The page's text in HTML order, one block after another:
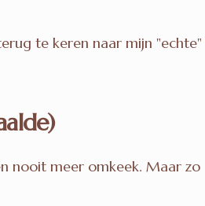
te keren naar mijn "echte"
nooit meer omkeek. Maar zo